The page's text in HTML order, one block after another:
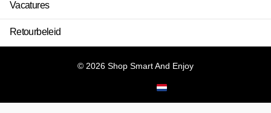
Vacatures
Retourbeleid
© 2026 Shop Smart And Enjoy